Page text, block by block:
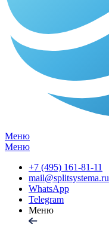
Меню
Меню
+7 (495) 161-81-11
mail@splitsystema.ru
WhatsApp
Telegram
Меню